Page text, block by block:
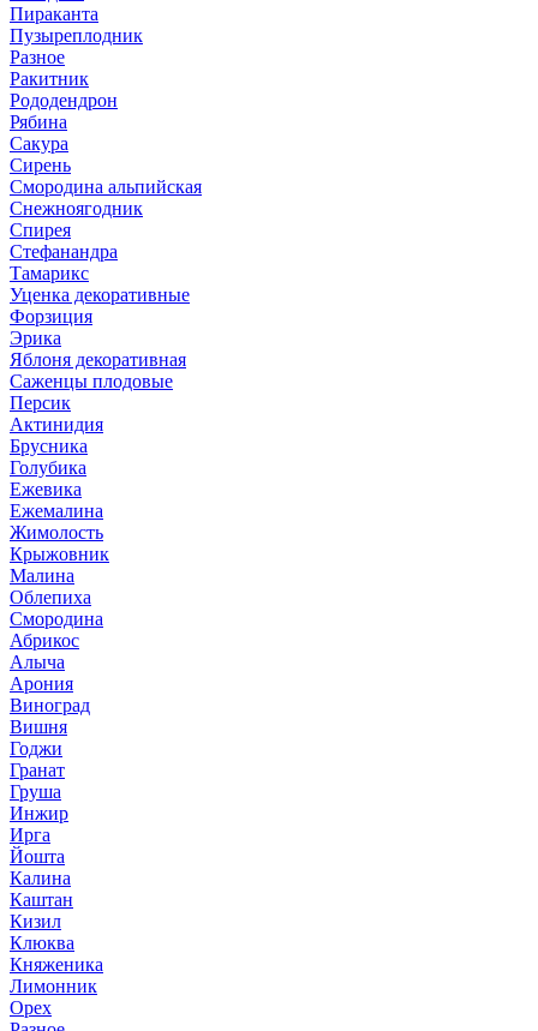
Пираканта
Пузыреплодник
Разное
Ракитник
Рододендрон
Рябина
Сакура
Сирень
Смородина альпийская
Снежноягодник
Спирея
Стефанандра
Тамарикс
Уценка декоративные
Форзиция
Эрика
Яблоня декоративная
Саженцы плодовые
Персик
Актинидия
Брусника
Голубика
Ежевика
Ежемалина
Жимолость
Крыжовник
Малина
Облепиха
Смородина
Абрикос
Алыча
Арония
Виноград
Вишня
Годжи
Гранат
Груша
Инжир
Ирга
Йошта
Калина
Каштан
Кизил
Клюква
Княженика
Лимонник
Орех